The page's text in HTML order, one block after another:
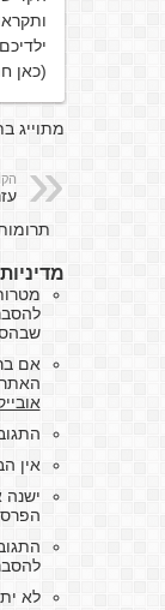
(כאן
מתוייג
תרומות
אם
אין
ישנה
לא